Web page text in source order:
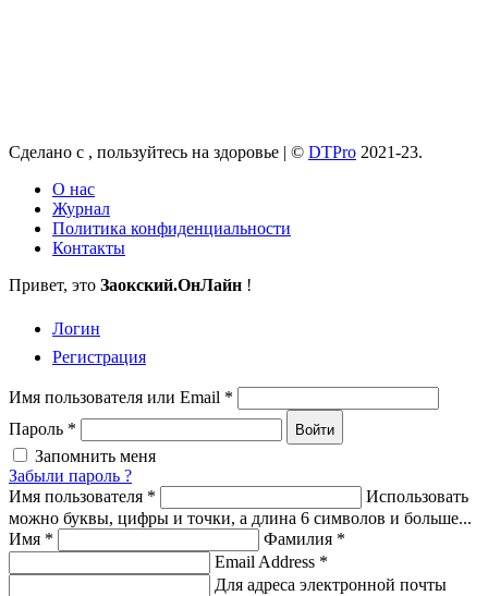
Сделано с , пользуйтесь на здоровье | © DTPro 2021-23.
О нас
Журнал
Политика конфиденциальности
Контакты
Привет, это Заокский.ОнЛайн !
Логин
Регистрация
Имя пользователя или Email *
Пароль * Войти
Запомнить меня
Забыли пароль ?
Имя пользователя *
Использовать
можно буквы, цифры и точки, а длина 6 символов и больше...
Имя * Фамилия *
Email Address *
Для адреса электронной почты